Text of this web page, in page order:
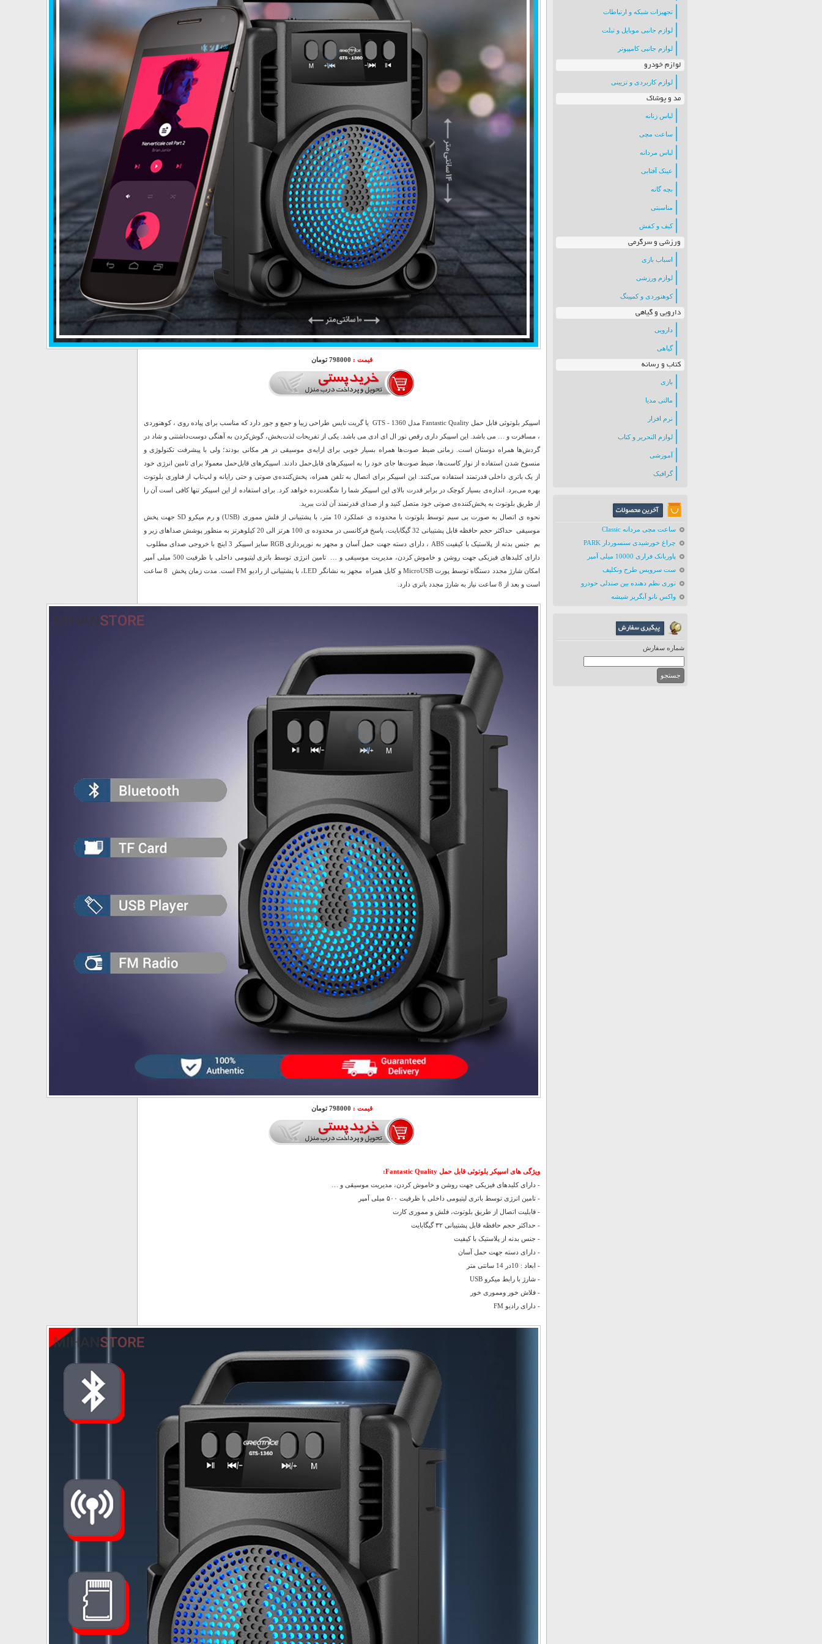
تجهیزات شبکه و ارتباطات
لوازم جانبی موبایل و تبلت
لوازم جانبی کامپیوتر
لوازم خودرو
لوازم کاربردی و تزیینی
مد و پوشاک
لباس زنانه
ساعت مچی
لباس مردانه
عینک آفتابی
بچه گانه
مناسبتی
کیف و کفش
ورزشی و سرگرمی
اسباب بازی
لوازم ورزشی
کوهنوردی و کمپینگ
دارویی و گیاهی
دارویی
گیاهی
کتاب و رسانه
بازی
مالتی مدیا
نرم افزار
لوازم التحریر و کتاب
آموزشی
گرافیک
ساعت مچی مردانه Classic
چراغ خورشیدی سنسوردار PARK
پاوربانک فراری 10000 میلی آمپر
ست سرویس طرح ونکلیف
توری نظم دهنده بین صندلی خودرو
واکس نانو آبگریز شیشه
شماره سفارش
قیمت : 798000 تومان
اسپیکر بلوتوثی قابل حمل Fantastic Quality مدل GTS - 1360 یا گریت نایس طراحی زیبا و جمع و جور دارد که مناسب برای پیاده روی ، کوهنوردی
، مسافرت و … می باشد. این اسپیکر داری رقص نور ال ای ادی می باشد. یکی از تفریحات لذت‌بخش، گوش‌کردن به آهنگی دوست‌داشتنی و شاد در
گردش‌ها همراه دوستان است. زمانی ضبط ‌صوت‌ها همراه بسیار خوبی برای ارایه‌ی موسیقی در هر مکانی بودند؛ ولی با پیشرفت تکنولوژی و
منسوخ‌ شدن استفاده از نوار کاست‌ها، ضبط‌ صوت‌ها جای خود را به اسپیکرهای قابل‌حمل دادند. اسپیکرهای قابل‌حمل معمولا برای تامین انرژی خود
از یک باتری داخلی قدرتمند استفاده می‌کنند. این اسپیکر برای اتصال به تلفن همراه، پخش‌کننده‌ی صوتی و حتی رایانه و لپ‌تاپ از فناوری بلوتوث
بهره می‌برد. اندازه‌ی بسیار کوچک در برابر قدرت بالای این اسپیکر شما را شگفت‌زده خواهد کرد. برای استفاده از این اسپیکر تنها کافی است آن را
از طریق بلوتوث به پخش‌کننده‌ی صوتی خود متصل کنید و از صدای قدرتمند آن لذت ببرید.
نحوه ی اتصال به صورت بی سیم توسط بلوتوث با محدوده ی عملکرد 10 متر، با پشتیبانی از فلش مموری (USB) و رم میکرو SD جهت پخش
موسیقی حداکثر حجم حافظه قابل پشتیبانی 32 گیگابایت، پاسخ فرکانسی در محدوده ی 100 هرتز الی 20 کیلوهرتز به منظور پوشش صداهای زیر و
بم جنس بدنه از پلاستیک با کیفیت ABS ، دارای دسته جهت حمل آسان و مجهز به نورپردازی RGB سایز اسپیکر 3 اینچ با خروجی صدای مطلوب
دارای کلیدهای فیزیکی جهت روشن و خاموش کردن، مدیریت موسیقی و … تامین انرژی توسط باتری لیتیومی داخلی با ظرفیت 500 میلی آمپر
امکان شارژ مجدد دستگاه توسط پورت MicroUSB و کابل همراه مجهز به نشانگر LED، با پشتیبانی از رادیو FM است. مدت زمان پخش 8 ساعت
است و بعد از 8 ساعت نیاز به شارژ مجدد باتری دارد.
قیمت : 798000 تومان
ویژگی های اسپیکر بلوتوثی قابل حمل Fantastic Quality:
- دارای کلیدهای فیزیکی جهت روشن و خاموش کردن، مدیریت موسیقی و …
- تامین انرژی توسط باتری لیتیومی داخلی با ظرفیت ۵۰۰ میلی آمپر
- قابلیت اتصال از طریق بلوتوث، فلش و مموری کارت
- حداکثر حجم حافظه قابل پشتیبانی ۳۲ گیگابایت
- جنس بدنه از پلاستیک با کیفیت
- دارای دسته جهت حمل آسان
- ابعاد : 10در 14 سانتی متر
- شارژ با رابط میکرو USB
- فلاش خور ومموری خور
- دارای رادیو FM